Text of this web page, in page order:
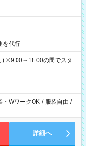
を代行
※9:00～18:00の間でスタ
・WワークOK / 服装自由 /
詳細へ